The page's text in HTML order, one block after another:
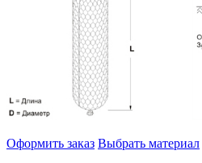
Оформить заказ Выбрать материал